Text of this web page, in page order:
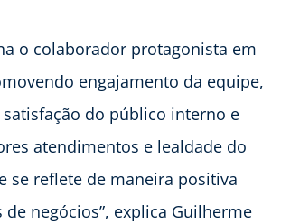
o colaborador protagonista em
engajamento da equipe,
do público interno e
atendimentos e lealdade do
se reflete de maneira positiva
negócios”, explica Guilherme